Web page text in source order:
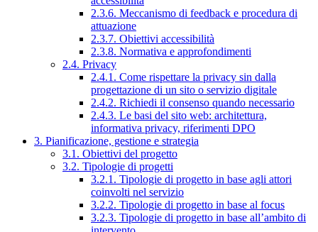
2.3.6. Meccanismo di feedback e procedura di
attuazione
2.3.7. Obiettivi accessibilità
2.3.8. Normativa e approfondimenti
2.4. Privacy
2.4.1. Come rispettare la privacy sin dalla
progettazione di un sito o servizio digitale
2.4.2. Richiedi il consenso quando necessario
2.4.3. Le basi del sito web: architettura,
informativa privacy, riferimenti DPO
3. Pianificazione, gestione e strategia
3.1. Obiettivi del progetto
3.2. Tipologie di progetti
3.2.1. Tipologie di progetto in base agli attori
coinvolti nel servizio
3.2.2. Tipologie di progetto in base al focus
3.2.3. Tipologie di progetto in base all’ambito di